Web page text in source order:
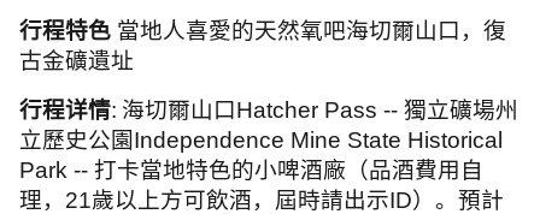
行程特色 當地人喜愛的天然氧吧海切爾山口，復
古金礦遺址
行程详情: 海切爾山口 Hatcher Pass -- 獨立礦場州
立歷史公園Independence Mine State Historical
Park -- 打卡當地特色的小啤酒廠（品酒費用自
理， 21歲以上方可飲酒，屆時請出示ID）。預計